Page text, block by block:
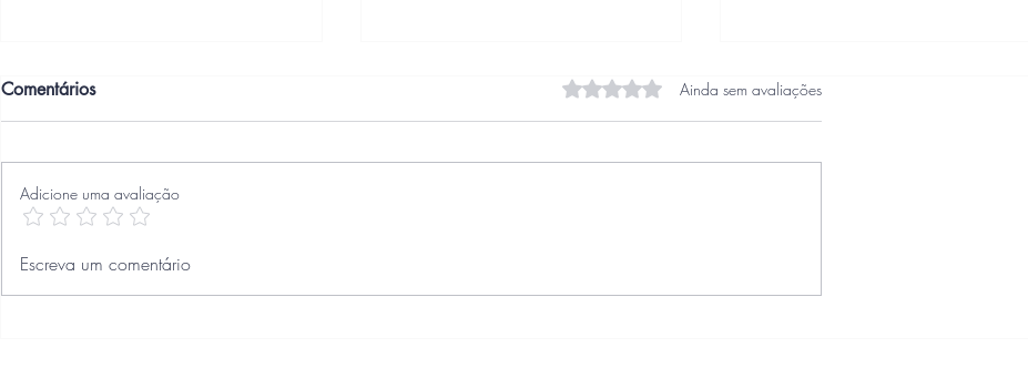
Palestina: história, sionismo e
Comentários Avaliado com 0 de 5 estrelas.
Ainda sem avaliações
Adicione uma avaliação
Escreva um comentário